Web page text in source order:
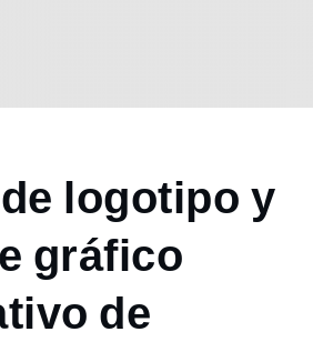
logotipo y
gráfico
de